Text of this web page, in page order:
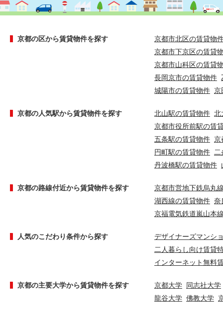
京都の区から賃貸物件を探す
京都市北区の賃貸物
京都市下京区の賃貸
京都市山科区の賃貸
長岡京市の賃貸物件
城陽市の賃貸物件 京
京都の人気駅から賃貸物件を探す 北山駅の賃貸物件 北
京都市役所前駅の賃
五条駅の賃貸物件 京
円町駅の賃貸物件
丹波橋駅の賃貸物件
京都の路線付近から賃貸物件を探す
京都市営地下鉄烏丸
湖西線の賃貸物件 奈
京福電気鉄道嵐山本
人気のこだわり条件から探す
デザイナーズマンシ
二人暮らし向け賃貸
インターネット無料
京都の主要大学から賃貸物件を探す 京都大学 同志社大学
龍谷大学 佛教大学